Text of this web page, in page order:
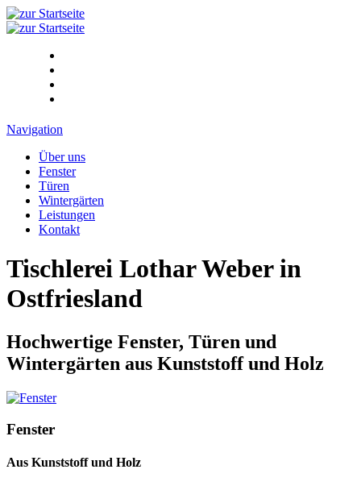
Navigation
Über uns
Fenster
Türen
Wintergärten
Leistungen
Kontakt
Tischlerei Lothar Weber in
Ostfriesland
Hochwertige Fenster, Türen und
Wintergärten aus Kunststoff und Holz
Fenster
Aus Kunststoff und Holz